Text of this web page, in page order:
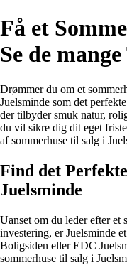
Få et
Se de
Drømmer du om et
Juelsminde som det
der tilbyder smuk natur,
du vil sikre dig dit eget
af sommerhuse til salg i
Find det
Juelsminde
Uanset om du leder efter et
investering, er Juelsminde
Boligsiden eller EDC
sommerhuse til salg i